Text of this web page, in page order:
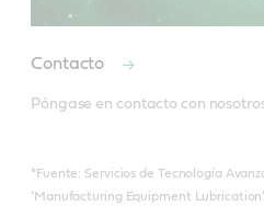
Contacto
Póngase en contacto con
*Fuente: Servicios de Tecnología
‘Manufacturing Equipment Lubrication’.